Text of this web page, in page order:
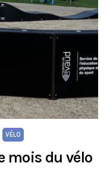
VÉLO
mois du vélo